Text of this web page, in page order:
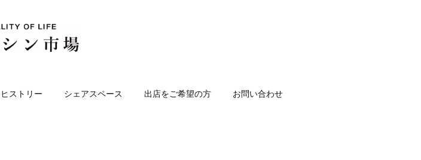
ヒストリー シェアスペース 出店をご希望の方 お問い合わせ